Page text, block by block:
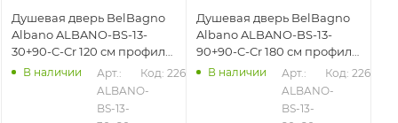
Душевая дверь BelBagno
Albano ALBANO-BS-13-
30+90-C-Cr 120 см профиль
хром, стекло прозрачное
В наличии
Арт.:
ALBANO-
BS-13-
Код: 22639
Душевая дверь BelBagno
Albano ALBANO-BS-13-
90+90-C-Cr 180 см профиль
хром, стекло прозрачное
В наличии
Арт.:
ALBANO-
BS-13-
Код: 22659